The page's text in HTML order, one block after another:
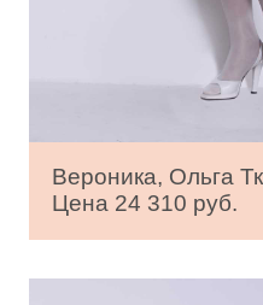
Вероника, Ольга
Цена 24 310 руб.